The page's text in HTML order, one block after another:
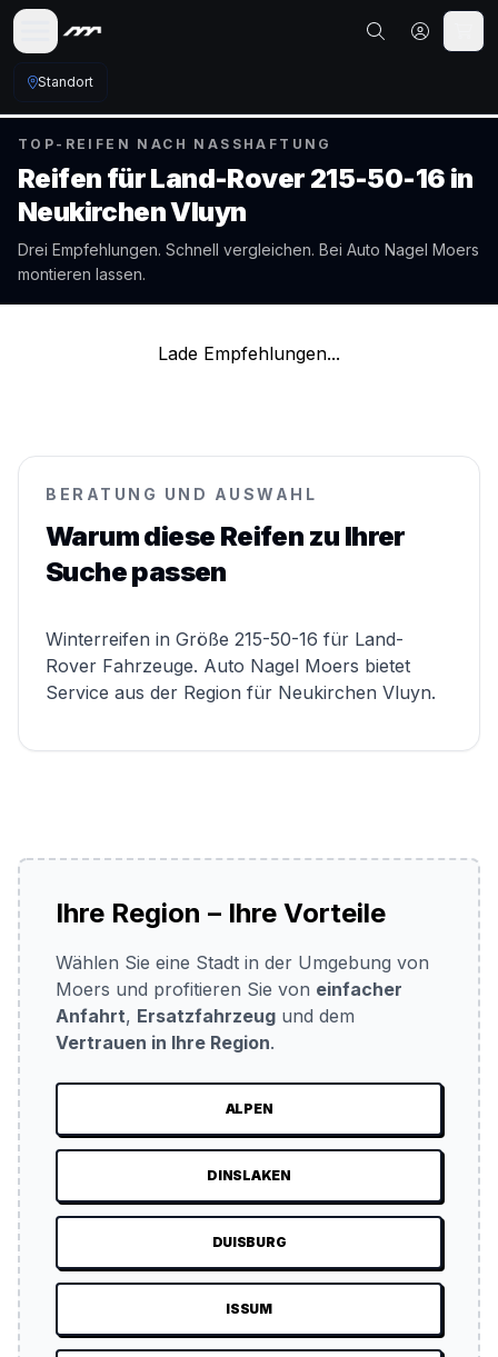
Standort
TOP-REIFEN NACH NASSHAFTUNG
Reifen fürLand-Rover 215-50-16 in
Neukirchen Vluyn
Drei Empfehlungen. Schnell vergleichen. Bei Auto Nagel Moers
montieren lassen.
Lade Empfehlungen...
BERATUNG UND AUSWAHL
Warum diese Reifen zu Ihrer
Suche passen
Winterreifen in Größe 215-50-16 für Land-
Rover Fahrzeuge. Auto Nagel Moers bietet
Service aus der Region für Neukirchen Vluyn.
Ihre Region – Ihre Vorteile
Wählen Sie eine Stadt in der Umgebung von
Moers und profitieren Sie von einfacher
Anfahrt, Ersatzfahrzeug und dem
Vertrauen in Ihre Region.
ALPEN
DINSLAKEN
DUISBURG
ISSUM